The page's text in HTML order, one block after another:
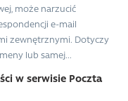
może narzucić
e-mail
zewnętrznymi. Dotyczy
lub samej...
w serwisie Poczta